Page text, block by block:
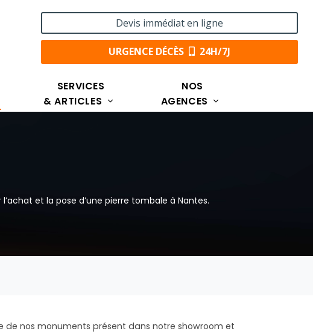
Devis immédiat en ligne
URGENCE DÉCÈS 24H/7J
SERVICES
& ARTICLES
NOS
AGENCES
et la pose d’une pierre tombale à Nantes.
de nos monuments présent dans notre showroom et